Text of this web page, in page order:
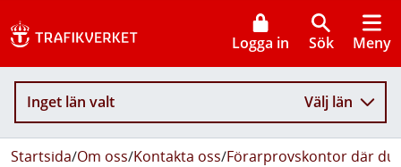
Logga in Sök Meny
Inget län valt Välj län
Startsida/Om oss/Kontakta oss/Förarprovskontor där du